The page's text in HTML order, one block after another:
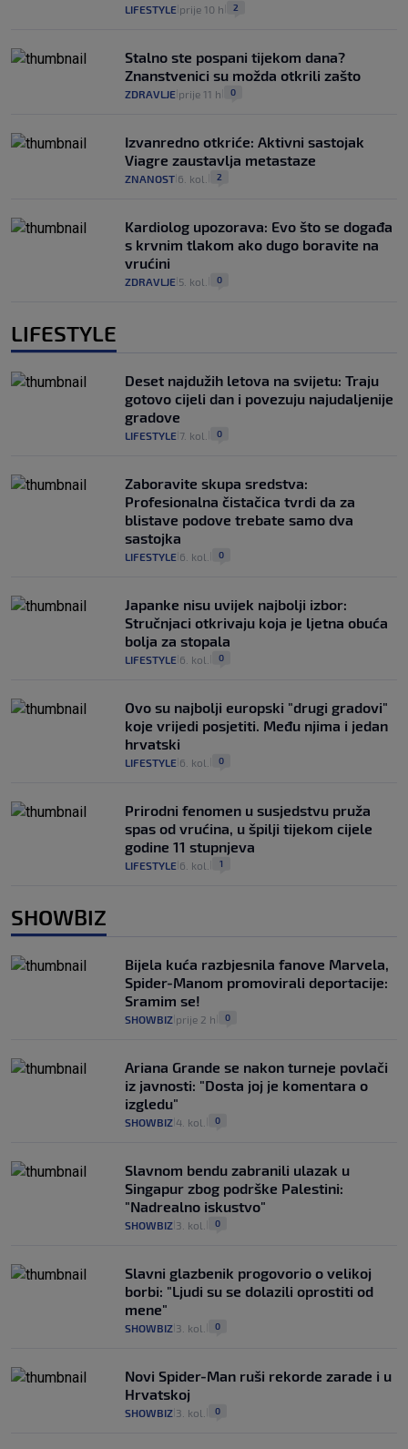
LIFESTYLE prije 10 h 2
Stalno ste pospani tijekom dana?
Znanstvenici su možda otkrili zašto
ZDRAVLJE prije 11 h 0
Izvanredno otkriće: Aktivni sastojak
Viagre zaustavlja metastaze
ZNANOST 6. kol. 2
Kardiolog upozorava: Evo što se događa
s krvnim tlakom ako dugo boravite na
vrućini
ZDRAVLJE 5. kol. 0
LIFESTYLE
Deset najdužih letova na svijetu: Traju
gotovo cijeli dan i povezuju najudaljenije
gradove
LIFESTYLE 7. kol. 0
Zaboravite skupa sredstva:
Profesionalna čistačica tvrdi da za
blistave podove trebate samo dva
sastojka
LIFESTYLE 6. kol. 0
Japanke nisu uvijek najbolji izbor:
Stručnjaci otkrivaju koja je ljetna obuća
bolja za stopala
LIFESTYLE 6. kol. 0
Ovo su najbolji europski "drugi gradovi"
koje vrijedi posjetiti. Među njima i jedan
hrvatski
LIFESTYLE 6. kol. 0
Prirodni fenomen u susjedstvu pruža
spas od vrućina, u špilji tijekom cijele
godine 11 stupnjeva
LIFESTYLE 6. kol. 1
SHOWBIZ
Bijela kuća razbjesnila fanove Marvela,
Spider-Manom promovirali deportacije:
Sramim se!
SHOWBIZ prije 2 h 0
Ariana Grande se nakon turneje povlači
iz javnosti: "Dosta joj je komentara o
izgledu"
SHOWBIZ 4. kol. 0
Slavnom bendu zabranili ulazak u
Singapur zbog podrške Palestini:
"Nadrealno iskustvo"
SHOWBIZ 3. kol. 0
Slavni glazbenik progovorio o velikoj
borbi: "Ljudi su se dolazili oprostiti od
mene"
SHOWBIZ 3. kol. 0
Novi Spider-Man ruši rekorde zarade i u
Hrvatskoj
SHOWBIZ 3. kol. 0